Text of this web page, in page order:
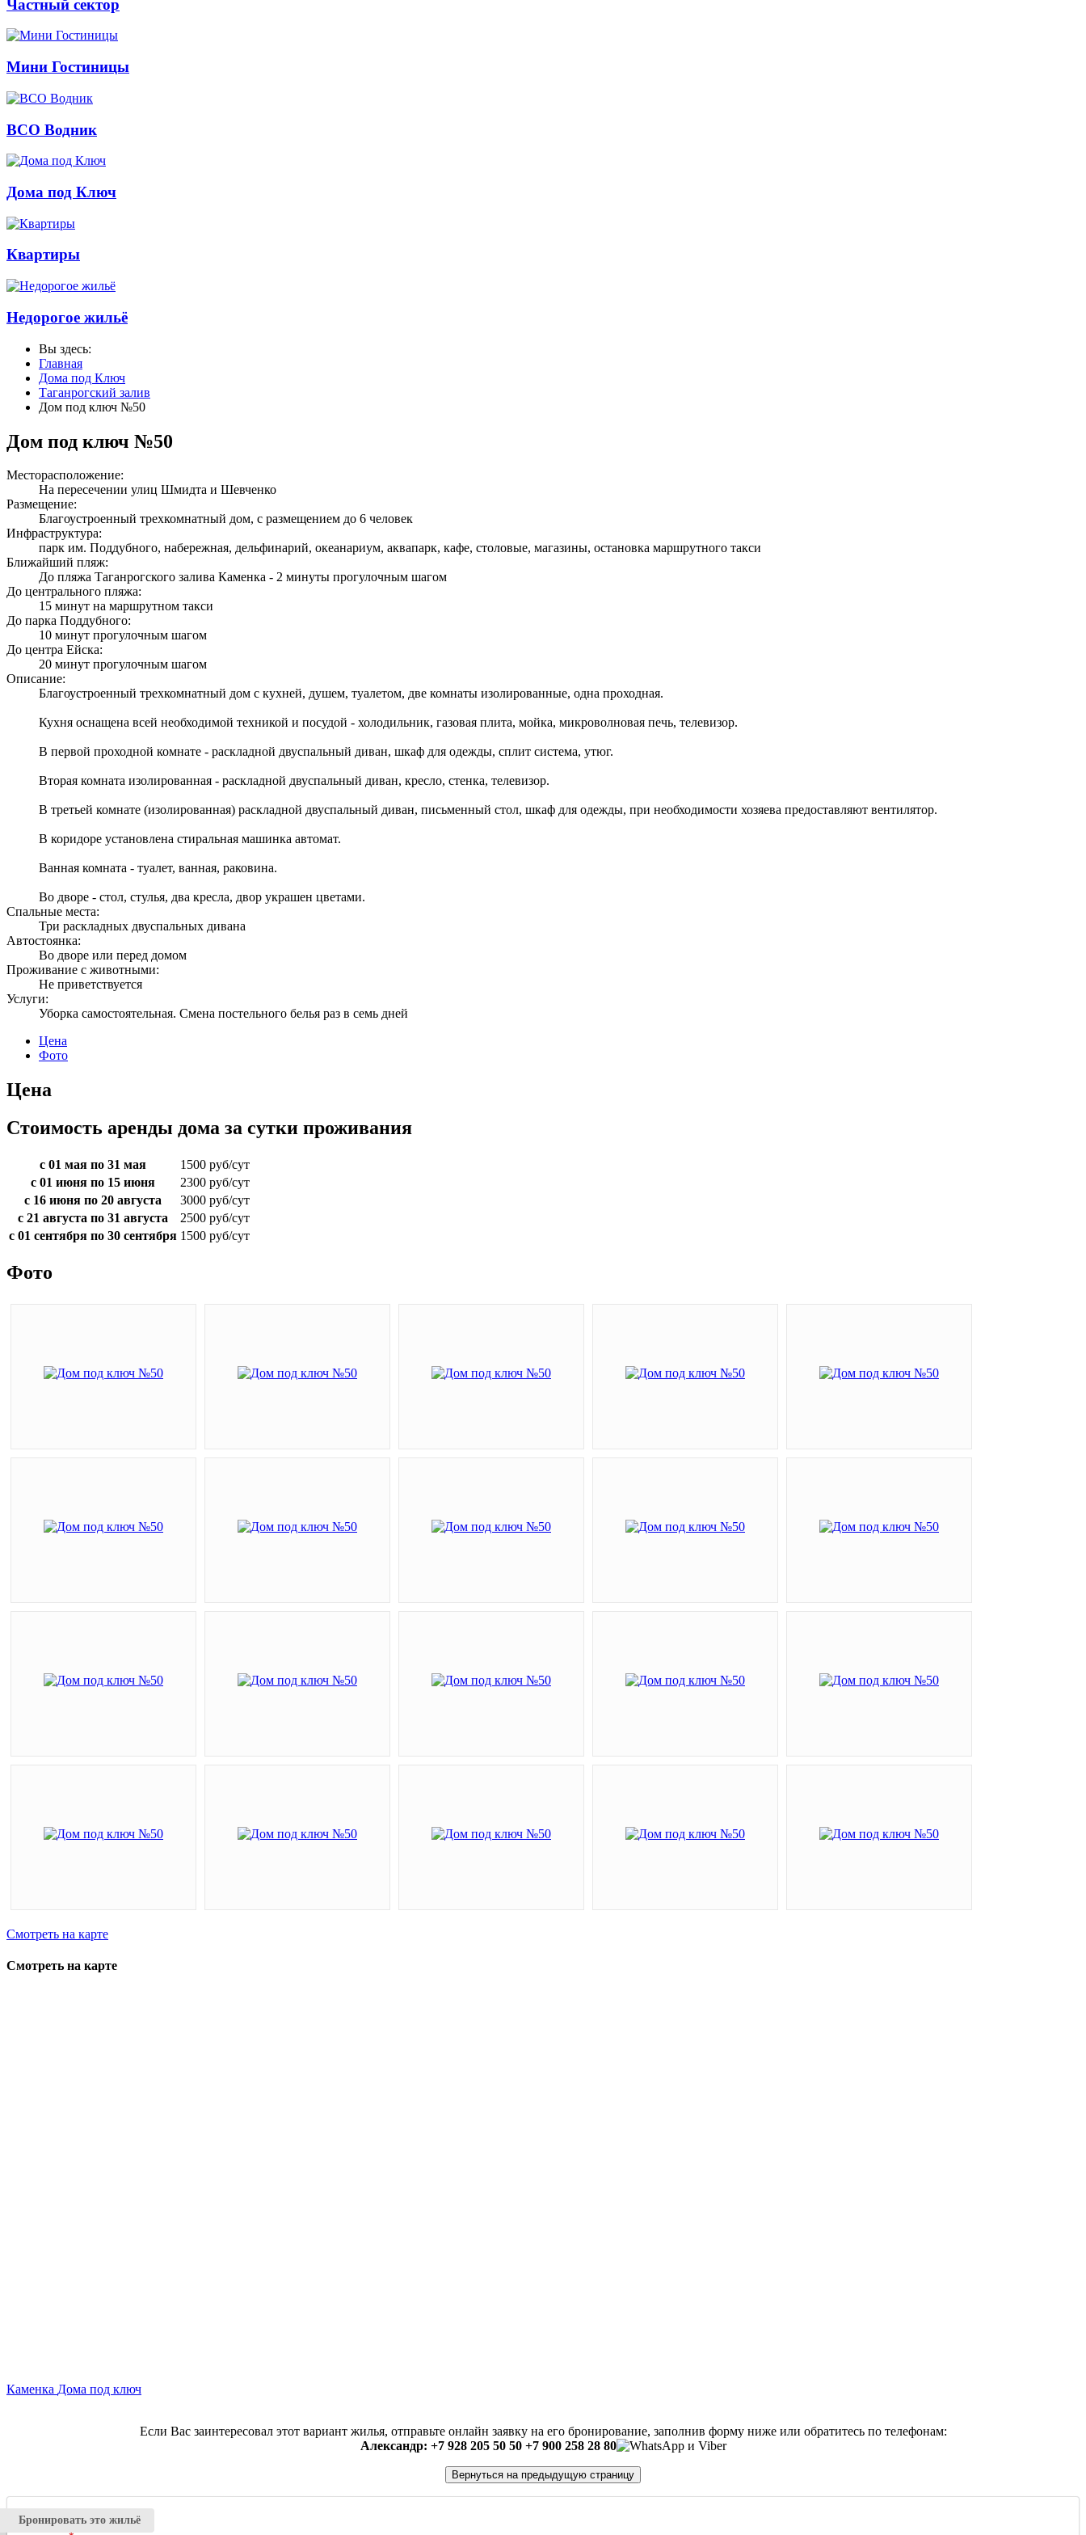
Частный сектор
Мини Гостиницы
ВСО Водник
Дома под Ключ
Квартиры
Недорогое жильё
Вы здесь:
Главная
Дома под Ключ
Таганрогский залив
Дом под ключ №50
Дом под ключ №50
Месторасположение:
На пересечении улиц Шмидта и Шевченко
Размещение:
Благоустроенный трехкомнатный дом, с размещением до 6 человек
Инфраструктура:
парк им. Поддубного, набережная, дельфинарий, океанариум, аквапарк, кафе, столовые, магазины, остановка маршрутного такси
Ближайший пляж:
До пляжа Таганрогского залива Каменка - 2 минуты прогулочным шагом
До центрального пляжа:
15 минут на маршрутном такси
До парка Поддубного:
10 минут прогулочным шагом
До центра Ейска:
20 минут прогулочным шагом
Описание:
Благоустроенный трехкомнатный дом с кухней, душем, туалетом, две комнаты изолированные, одна проходная.
Кухня оснащена всей необходимой техникой и посудой - холодильник, газовая плита, мойка, микроволновая печь, телевизор.
В первой проходной комнате - раскладной двуспальный диван, шкаф для одежды, сплит система, утюг.
Вторая комната изолированная - раскладной двуспальный диван, кресло, стенка, телевизор.
В третьей комнате (изолированная) раскладной двуспальный диван, письменный стол, шкаф для одежды, при необходимости хозяева предоставляют вентилятор.
В коридоре установлена стиральная машинка автомат.
Ванная комната - туалет, ванная, раковина.
Во дворе - стол, стулья, два кресла, двор украшен цветами.
Спальные места:
Три раскладных двуспальных дивана
Автостоянка:
Во дворе или перед домом
Проживание с животными:
Не приветствуется
Услуги:
Уборка самостоятельная. Смена постельного белья раз в семь дней
Цена
Фото
Цена
Стоимость аренды дома за сутки проживания
с 01 мая по 31 мая
1500 руб/сут
с 01 июня по 15 июня
2300 руб/сут
с 16 июня по 20 августа
3000 руб/сут
с 21 августа по 31 августа
2500 руб/сут
с 01 сентября по 30 сентября 1500 руб/сут
Фото
Смотреть на карте
Смотреть на карте
Каменка Дома под ключ
Если Вас заинтересовал этот вариант жилья, отправьте онлайн заявку на его бронирование, заполнив форму ниже или обратитесь по телефонам:
Александр: +7 928 205 50 50 +7 900 258 28 80
Бронировать это жильё